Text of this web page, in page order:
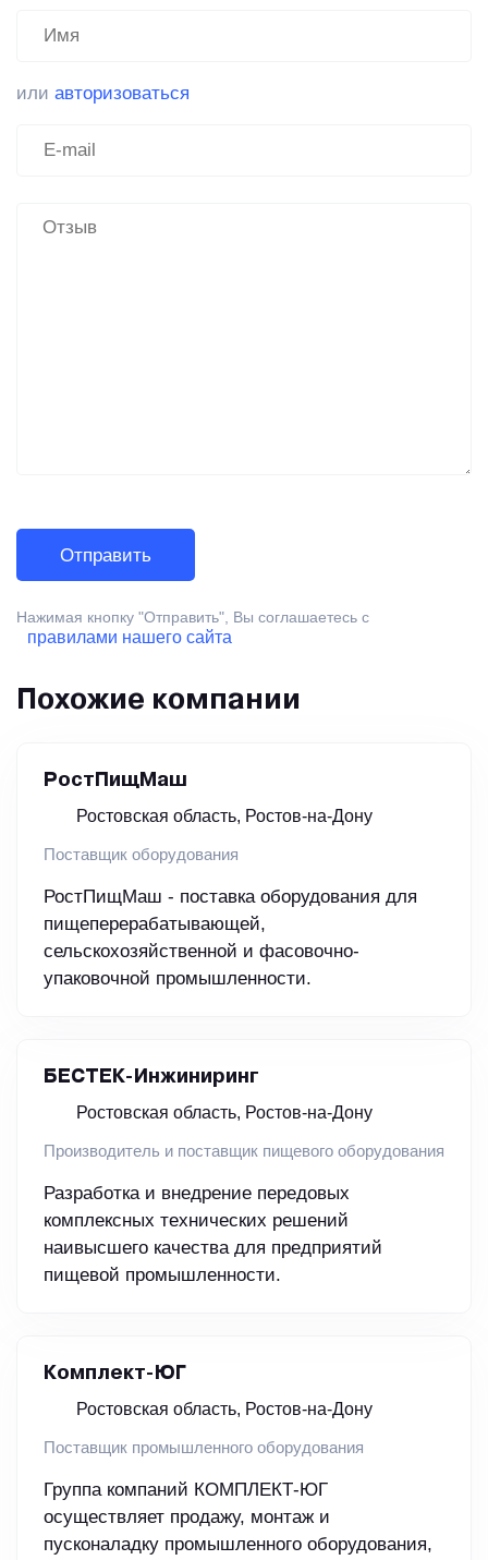
или авторизоваться
Нажимая кнопку "Отправить", Вы соглашаетесь с
правилами нашего сайта
Похожие компании
РостПищМаш
Ростовская область, Ростов-на-Дону
Поставщик оборудования
РостПищМаш - поставка оборудования для
пищеперерабатывающей,
сельскохозяйственной и фасовочно-
упаковочной промышленности.
БЕСТЕК-Инжиниринг
Ростовская область, Ростов-на-Дону
Производитель и поставщик пищевого оборудования
Разработка и внедрение передовых
комплексных технических решений
наивысшего качества для предприятий
пищевой промышленности.
Комплект-ЮГ
Ростовская область, Ростов-на-Дону
Поставщик промышленного оборудования
Группа компаний КОМПЛЕКТ-ЮГ
осуществляет продажу, монтаж и
пусконаладку промышленного оборудования,